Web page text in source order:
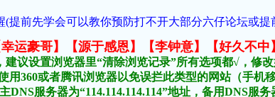
提前先学会可以教你预防打不开大部分六仔论坛或提
运豪哥】【源于感恩】【李钟意】【好久不中
议设置浏览器里“清除浏览记录”所有选项都√，修
用360或者腾讯浏览器以免误拦此类型的网站（手机
服务器为“114.114.114.114”地址，备用DNS服务